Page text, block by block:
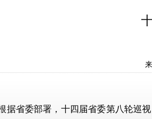
省委部署，十四届省委第八轮巡视